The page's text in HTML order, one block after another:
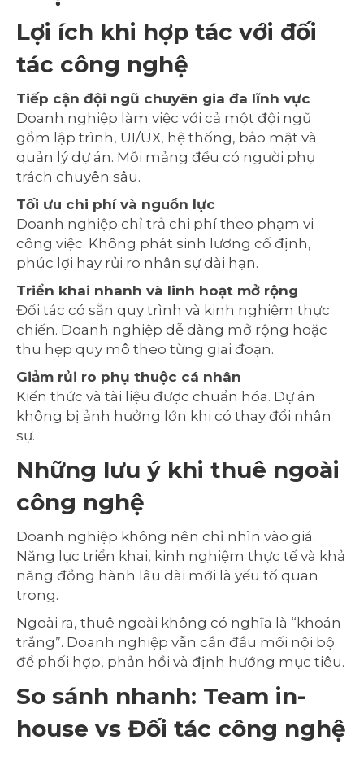
Lợi ích khi hợp tác với đối
tác công nghệ
Tiếp cận đội ngũ chuyên gia đa lĩnh vực
Doanh nghiệp làm việc với cả một đội ngũ
gồm lập trình, UI/UX, hệ thống, bảo mật và
quản lý dự án. Mỗi mảng đều có người phụ
trách chuyên sâu.
Tối ưu chi phí và nguồn lực
Doanh nghiệp chỉ trả chi phí theo phạm vi
công việc. Không phát sinh lương cố định,
phúc lợi hay rủi ro nhân sự dài hạn.
Triển khai nhanh và linh hoạt mở rộng
Đối tác có sẵn quy trình và kinh nghiệm thực
chiến. Doanh nghiệp dễ dàng mở rộng hoặc
thu hẹp quy mô theo từng giai đoạn.
Giảm rủi ro phụ thuộc cá nhân
Kiến thức và tài liệu được chuẩn hóa. Dự án
không bị ảnh hưởng lớn khi có thay đổi nhân
sự.
Những lưu ý khi thuê ngoài
công nghệ
Doanh nghiệp không nên chỉ nhìn vào giá.
Năng lực triển khai, kinh nghiệm thực tế và khả
năng đồng hành lâu dài mới là yếu tố quan
trọng.
Ngoài ra, thuê ngoài không có nghĩa là “khoán
trắng”. Doanh nghiệp vẫn cần đầu mối nội bộ
để phối hợp, phản hồi và định hướng mục tiêu.
So sánh nhanh: Team in-
house vs Đối tác công nghệ